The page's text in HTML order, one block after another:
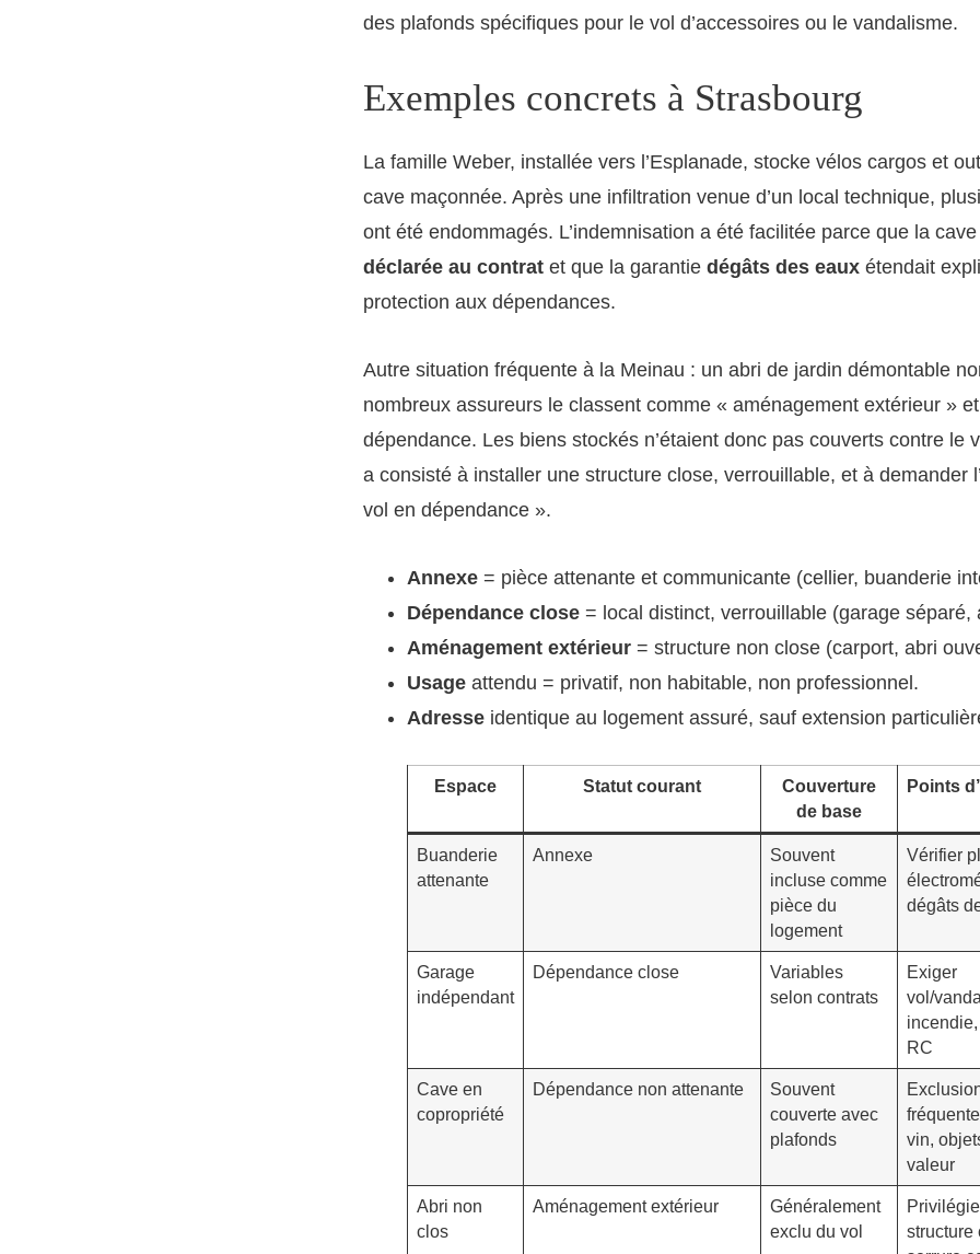
des plafonds spécifiques pour le vol d’accessoires ou le vandalisme.
Exemples concrets à Strasbourg
La famille Weber, installée vers l’Esplanade, stocke vélos cargos et
cave maçonnée. Après une infiltration venue d’un local technique,
ont été endommagés. L’indemnisation a été facilitée parce que la
déclarée au contrat et que la garantie dégâts des eaux étendait
protection aux dépendances.
Autre situation fréquente à la Meinau : un abri de jardin démontable
nombreux assureurs le classent comme « aménagement extérieur »
dépendance. Les biens stockés n’étaient donc pas couverts contre le
a consisté à installer une structure close, verrouillable, et à demander
vol en dépendance ».
Annexe = pièce attenante et communicante (cellier, buanderie
Dépendance close = local distinct, verrouillable (garage séparé,
Aménagement extérieur = structure non close (carport, abri
Usage attendu = privatif, non habitable, non professionnel.
Adresse identique au logement assuré, sauf extension
Espace Statut courant
Couverture
de base
Points
Buanderie
attenante
Annexe
Souvent
incluse comme
pièce du
logement
Vérifier
dégâts
Garage
indépendant
Dépendance close
Variables
selon contrats
Exiger
vol/
RC
Cave en
copropriété
Dépendance non attenante
Souvent
couverte avec
plafonds
vin,
valeur
Abri non
clos
Aménagement extérieur
Généralement
exclu du vol
structure